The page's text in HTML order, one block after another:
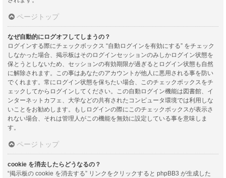
ページトップ
なぜ自動的にログオフしてしまうの？
ログインする際にチェックボックス “自動ログインを有効にする” をチェック
しなかった場合、掲示板はそのログインセッションのみしかログイン状態を
保とうとしないため、セッションの有効期限が過ぎるとログイン状態も自然
に解除されます。この事はあなたのアカウントが他人に悪用される事を防い
でくれます。常にログイン状態を保ちたい場合、このチェックボックスをチ
ェックしてからログインしてください。この自動ログイン機能は図書館、イ
ンターネットカフェ、大学などの共有されたコンピュータ環境では利用しな
いことをお勧めします。もしログインの際にこのチェックボックスが表示さ
れない場合、それは管理人がこの機能を無効に設定している事を意味しま
す。
ページトップ
cookie を消去したらどうなるの？
“掲示板の cookie を消去する” リンクをクリックすると phpBB3 が生成した